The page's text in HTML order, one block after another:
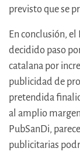
previsto que se
En conclusión,
decidido paso
catalana por
publicidad de
pretendida
al amplio
PubSanDi,
publicitarias